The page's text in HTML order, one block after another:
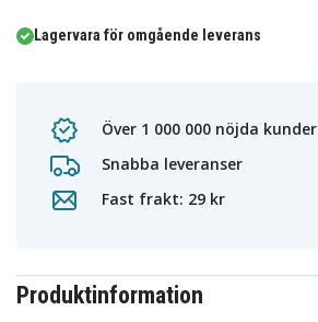
Lagervara för omgående leverans
Över 1 000 000 nöjda kunder
Snabba leveranser
Fast frakt: 29 kr
Produktinformation